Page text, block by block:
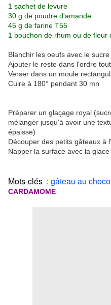
1 sachet de levure
30 g de poudre d'amande
45 g de farine T55
1 bouchon de rhum ou de fleur
Blanchir les oeufs avec le sucre
Ajouter le reste dans l'ordre
Verser dans un moule
Cuire à 180° pendant 30 mn
Préparer un glaçage royal
mélanger jusqu'à avoir une
épaisse)
Découper des petits gâteaux à
Napper la surface avec la
Mots-clés : gâteau au
CARDAMOME